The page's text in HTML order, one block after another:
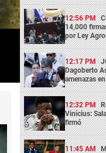
12:56 PM
14,000
por Ley
12:17 PM
Dagoberto
amenazas
12:32 PM
Vinicius:
firmó
11:45 AM